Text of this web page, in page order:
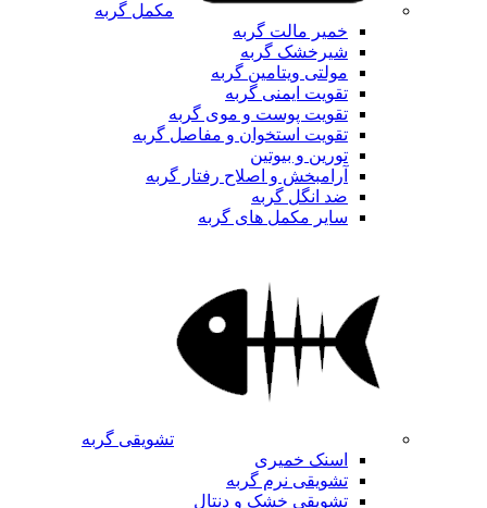
مکمل گربه
خمیر مالت گربه
شیرخشک گربه
مولتی ویتامین گربه
تقویت ایمنی گربه
تقویت پوست و موی گربه
تقویت استخوان و مفاصل گربه
تورین و بیوتین
آرامبخش و اصلاح رفتار گربه
ضد انگل گربه
سایر مکمل های گربه
تشویقی گربه
اسنک خمیری
تشویقی نرم گربه
تشویقی خشک و دنتال